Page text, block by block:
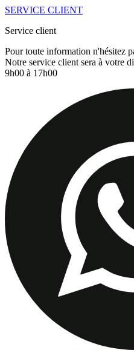
SERVICE CLIENT
Service client
Pour toute information n'hésitez
Notre service client sera à votre
9h00 à 17h00